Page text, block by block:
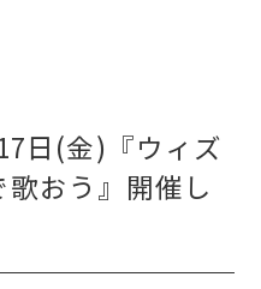
日(金)『ウィズ
おう』開催し